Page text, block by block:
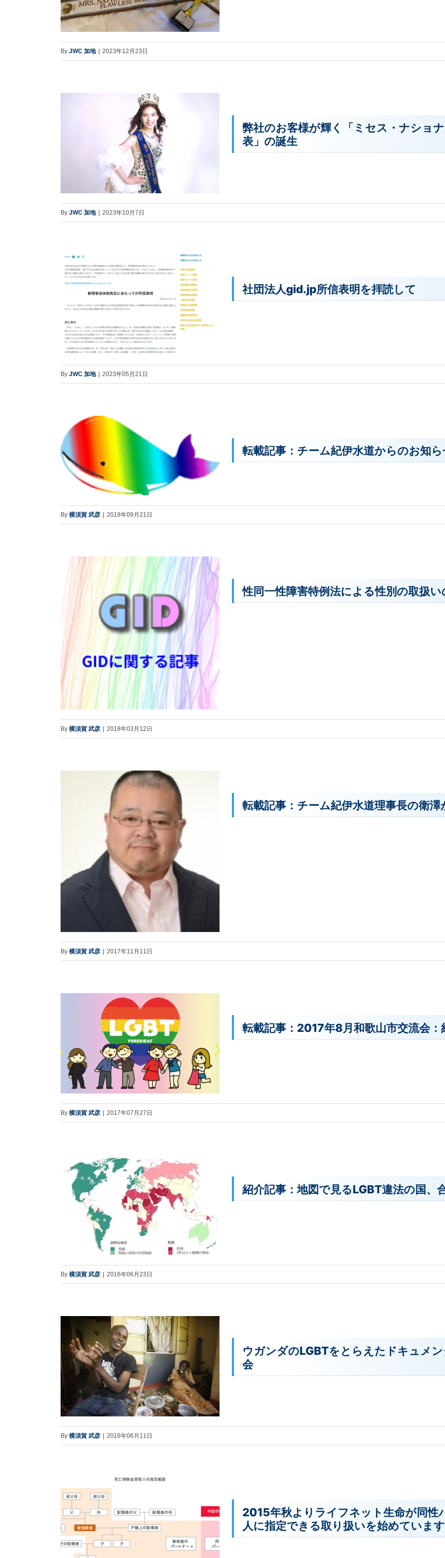
By JWC 加地 2023年12月23日
弊社のお客様が輝く「ミセス・ナショ
表」の誕生
By JWC 加地 2023年10月7日
社団法人gid.jp所信表明を拝読して
By JWC 加地 2023年05月21日
転載記事：チーム紀伊水道からのお知
By 横須賀 武彦 2018年09月21日
性同一性障害特例法による性別の取扱
By 横須賀 武彦 | 2018年03月12日
転載記事：チーム紀伊水道理事長の衛
By 横須賀 武彦 | 2017年11月11日
転載記事：2017年8月和歌山市交流会：
By 横須賀 武彦 | 2017年07月27日
紹介記事：地図で見るLGBT違法の国、
By 横須賀 武彦 | 2016年06月23日
ウガンダのLGBTをとらえたドキュメ
会
By 横須賀 武彦 | 2016年06月11日
2015年秋よりライフネット生命が同性
人に指定できる取り扱いを始めていま